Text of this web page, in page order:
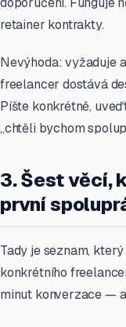
retainer kontrakty.
Nevýhoda: vyžaduje
freelancer dostává
Píšte konkrétně,
„chtěli bychom
3. Šest věcí,
první
Tady je seznam,
konkrétního
minut konverzace —